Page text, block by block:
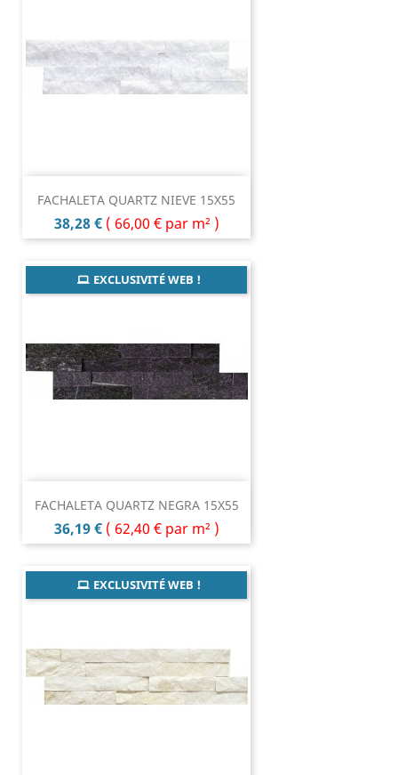
FACHALETA QUARTZ NIEVE 15X55
Prix
38,28 € ( 66,00 € par m² )
FACHALETA QUARTZ NEGRA 15X55
Prix
36,19 € ( 62,40 € par m² )
EXCLUSIVITÉ WEB !
EXCLUSIVITÉ WEB !